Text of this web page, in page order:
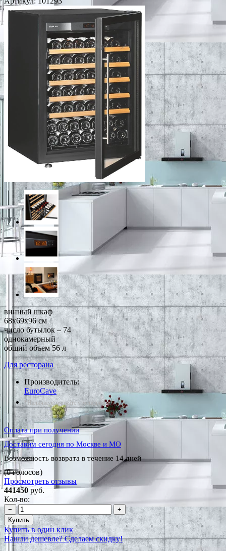
винный шкаф
68x69x96 см
число бутылок – 74
однокамерный
общий объем 56 л
Для ресторана
Производитель:
EuroCave
*Наличие уточняйте у менеджера
Оплата при получении
Доставим сегодня по Москве и МО
Возможность возврата в течение 14 дней
(0 голосов)
Просмотреть отзывы
441450 руб.
Кол-во:
−
+
Купить
Купить в один клик
Нашли дешевле? Сделаем скидку!